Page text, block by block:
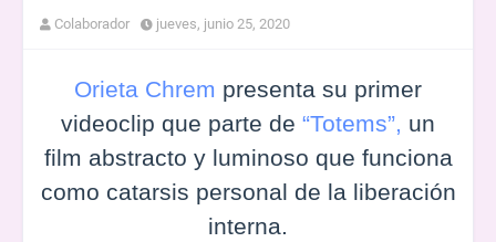
Colaborador jueves, junio 25, 2020
Orieta Chrem presenta su primer
videoclip que parte de “Totems”, un
film abstracto y luminoso que funciona
como catarsis personal de la liberación
interna.